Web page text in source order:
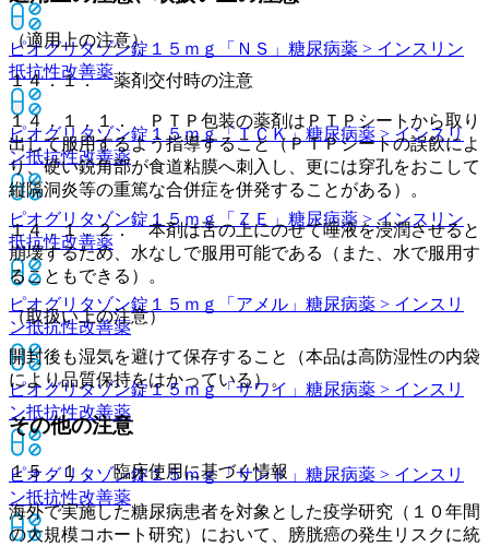
ピオグリタゾン錠１５ｍｇ「ＮＳ」 糖尿病薬 > インスリン
抵抗性改善薬
ピオグリタゾン錠１５ｍｇ「ＴＣＫ」糖尿病薬 > インスリ
ン抵抗性改善薬
ピオグリタゾン錠１５ｍｇ「ＺＥ」 糖尿病薬 > インスリン
抵抗性改善薬
ピオグリタゾン錠１５ｍｇ「アメル」 糖尿病薬 > インスリ
ン抵抗性改善薬
ピオグリタゾン錠１５ｍｇ「サワイ」 糖尿病薬 > インスリ
ン抵抗性改善薬
ピオグリタゾン錠１５ｍｇ「サンド」 糖尿病薬 > インスリ
ン抵抗性改善薬
（適用上の注意）
１４．１． 薬剤交付時の注意
１４．１．１． ＰＴＰ包装の薬剤はＰＴＰシートから取り
出して服用するよう指導すること（ＰＴＰシートの誤飲によ
り、硬い鋭角部が食道粘膜へ刺入し、更には穿孔をおこして
縦隔洞炎等の重篤な合併症を併発することがある）。
１４．１．２． 本剤は舌の上にのせて唾液を浸潤させると
崩壊するため、水なしで服用可能である（また、水で服用す
ることもできる）。
（取扱い上の注意）
開封後も湿気を避けて保存すること（本品は高防湿性の内袋
により品質保持をはかっている）。
その他の注意
１５．１． 臨床使用に基づく情報
海外で実施した糖尿病患者を対象とした疫学研究（１０年間
の大規模コホート研究）において、膀胱癌の発生リスクに統